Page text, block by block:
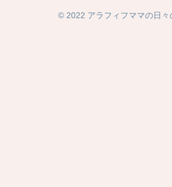
© 2022 アラフィフママの日々